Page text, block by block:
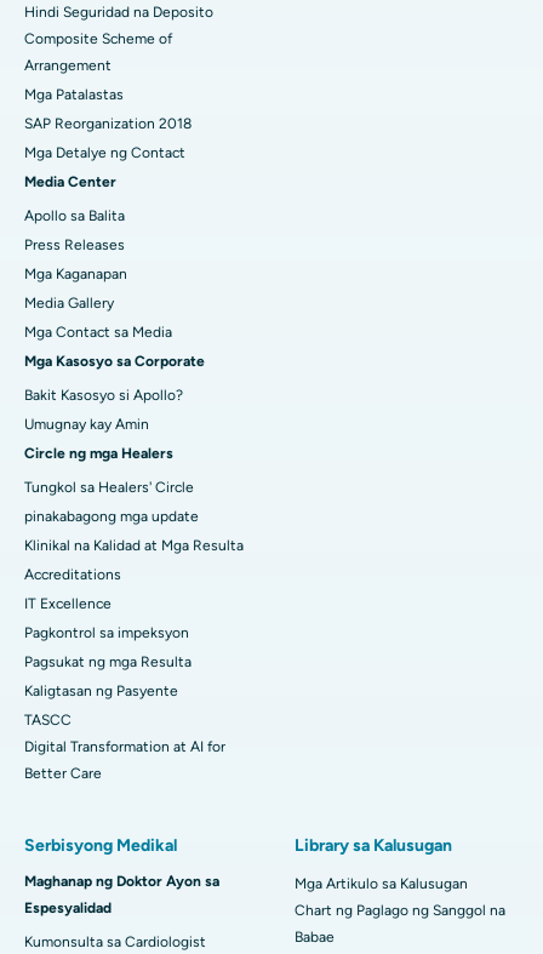
Hindi Seguridad na Deposito
Composite Scheme of
Arrangement
Mga Patalastas
SAP Reorganization 2018
Mga Detalye ng Contact
Media Center
Apollo sa Balita
Press Releases
Mga Kaganapan
Media Gallery
Mga Contact sa Media
Mga Kasosyo sa Corporate
Bakit Kasosyo si Apollo?
Umugnay kay Amin
Circle ng mga Healers
Tungkol sa Healers' Circle
pinakabagong mga update
Klinikal na Kalidad at Mga Resulta
Accreditations
IT Excellence
Pagkontrol sa impeksyon
Pagsukat ng mga Resulta
Kaligtasan ng Pasyente
TASCC
Digital Transformation at AI for
Better Care
Serbisyong Medikal
Maghanap ng Doktor Ayon sa
Espesyalidad
Kumonsulta sa Cardiologist
Library sa Kalusugan
Mga Artikulo sa Kalusugan
Chart ng Paglago ng Sanggol na
Babae